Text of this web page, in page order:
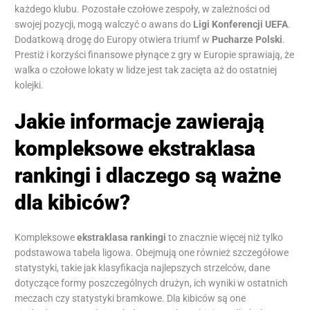
każdego klubu. Pozostałe czołowe zespoły, w zależności od
swojej pozycji, mogą walczyć o awans do Ligi Konferencji UEFA.
Dodatkową drogę do Europy otwiera triumf w Pucharze Polski.
Prestiż i korzyści finansowe płynące z gry w Europie sprawiają, że
walka o czołowe lokaty w lidze jest tak zacięta aż do ostatniej
kolejki.
Jakie informacje zawierają
kompleksowe ekstraklasa
rankingi i dlaczego są ważne
dla kibiców?
Kompleksoweekstraklasa rankingi to znacznie więcej niż tylko
podstawowa tabela ligowa. Obejmują one również szczegółowe
statystyki, takie jak klasyfikacja najlepszych strzelców, dane
dotyczące formy poszczególnych drużyn, ich wyniki w ostatnich
meczach czy statystyki bramkowe. Dla kibiców są one